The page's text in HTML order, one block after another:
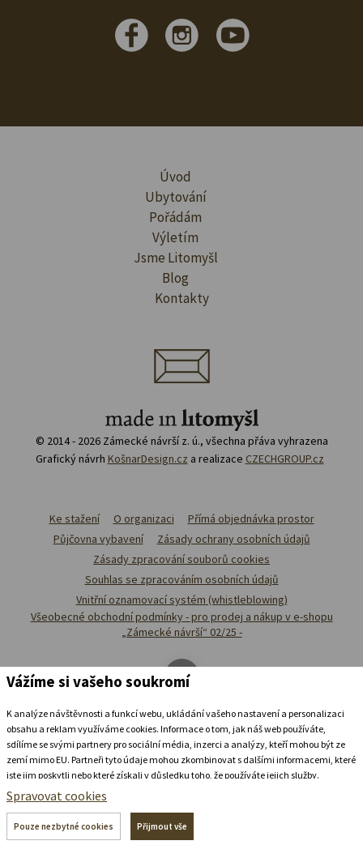
Ubytovat se v
+420 739 337 992
Úvod
Ubytování
Pořádám
Výletím
Jsme Litomyšl
Blog
Kontakty
© 2014 - 2026 Zámecké návrší z. ú., všechna přáva vyhrazena
Grafický návrh KošnarDesign.cz a realizace CZECHGROUP.cz
Ke stažení O organizaci
Přímá objednávka prostor
Půjčovna vybavení
Zásady ochrany osobních údajů
Zásady zpracování souborů cookies
Souhlas se zpracováním osobních údajů
Vnitřní oznamovací systém (whistleblowing)
Všeobecné obchodní podmínky - pro prodej a nákup v e-shopu
„Zámecké návrší“ 02/25 -
Vážíme si vašeho soukromí
K analýze návštěvnosti a funkcí webu, ukládání vašeho nastavení a personalizaci
obsahu a reklam využíváme cookies. Informace o tom, jak náš web používáte,
sdílíme se svými partnery pro sociální média, inzerci a analýzy, kteří mohou být ze
zemí mimo EU. Partneři tyto údaje mohou zkombinovat s dalšími informacemi, které
jste jim poskytli nebo které získali v důsledku toho, že používáte jejich služby.
Podrobné informace
Spravovat cookies
Pouze nezbytné cookies Přijmout vše